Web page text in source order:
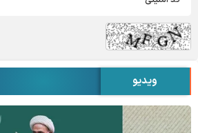
ویدیو